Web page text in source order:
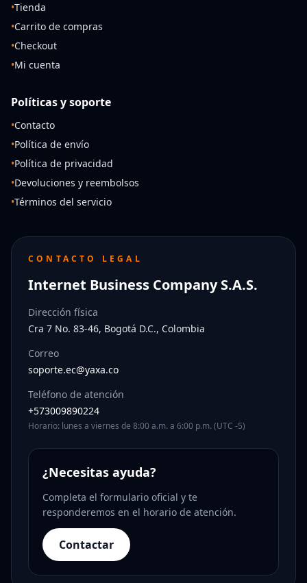
•Tienda
•Carrito de compras
•Checkout
•Mi cuenta
Políticas y soporte
•Contacto
•Política de envío
•Política de privacidad
•Devoluciones y reembolsos
•Términos del servicio
CONTACTO LEGAL
Internet Business Company S.A.S.
Dirección física
Cra 7 No. 83-46, Bogotá D.C., Colombia
Correo
soporte.ec@yaxa.co
Teléfono de atención
+573009890224
Horario: lunes a viernes de 8:00 a.m. a 6:00 p.m. (UTC -5)
¿Necesitas ayuda?
Completa el formulario oficial y te
responderemos en el horario de atención.
Contactar